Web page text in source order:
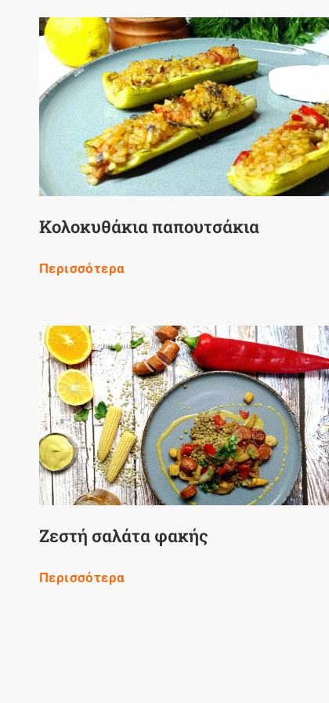
Κολοκυθάκια παπουτσάκια
Περισσότερα
Ζεστή σαλάτα φακής
Περισσότερα